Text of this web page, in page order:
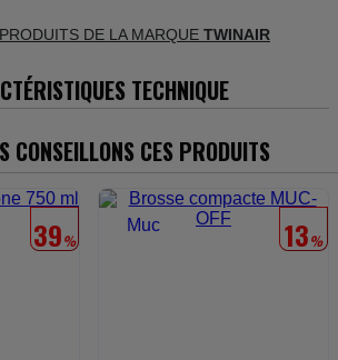
DE LA MARQUE TWINAIR
TECHNIQUE
CONSEILLONS CES PRODUITS
39% 13%